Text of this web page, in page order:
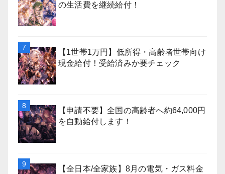
の生活費を継続給付！
【1世帯1万円】低所得・高齢者世帯向け
現金給付！受給済みか要チェック
【申請不要】全国の高齢者へ約64,000円
を自動給付します！
【全日本/全家族】8月の電気・ガス料金